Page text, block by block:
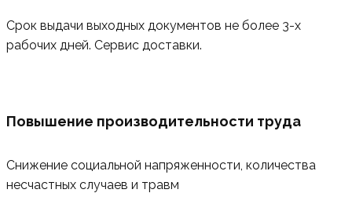
Срок выдачи выходных документов не более 3-х
рабочих дней. Сервис доставки.
Повышение производительности труда
Снижение социальной напряженности, количества
несчастных случаев и травм